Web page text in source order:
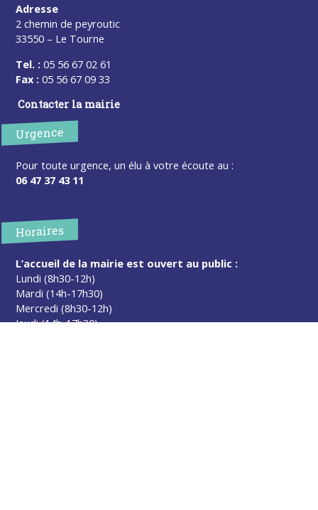
Adresse
2 chemin de peyroutic
33550 – Le Tourne
Tel. : 05 56 67 02 61
Fax : 05 56 67 09 33
Contacter la mairie
Urgence
Pour toute urgence, un élu à votre écoute au :
06 47 37 43 11
Horaires
L’accueil de la mairie est ouvert au public :
Lundi (8h30-12h)
Mardi (14h-17h30)
Mercredi (8h30-12h)
Jeudi (14h-17h30)